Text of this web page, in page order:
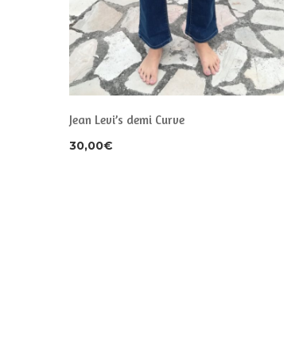
Jean Levi’s demi Curve
30,00€